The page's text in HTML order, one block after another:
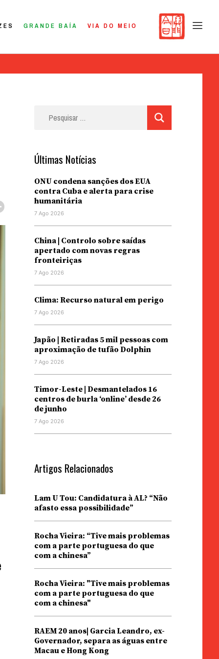
GRANDE BAÍA VIA DO MEIO
Últimas Notícias
ONU condena sanções dos EUA
contra Cuba e alerta para crise
humanitária
7 Ago 2026
China | Controlo sobre saídas
apertado com novas regras
fronteiriças
7 Ago 2026
Clima: Recurso natural em perigo
7 Ago 2026
Japão | Retiradas 5 mil pessoas com
aproximação de tufão Dolphin
7 Ago 2026
Timor-Leste | Desmantelados 16
centros de burla ‘online’ desde 26
de junho
7 Ago 2026
Artigos Relacionados
Lam U Tou: Candidatura à AL? “Não
afasto essa possibilidade”
Rocha Vieira: “Tive mais problemas
com a parte portuguesa do que
com a chinesa”
Rocha Vieira: "Tive mais problemas
com a parte portuguesa do que
com a chinesa"
RAEM 20 anos| Garcia Leandro, ex-
Governador, separa as águas entre
Macau e Hong Kong